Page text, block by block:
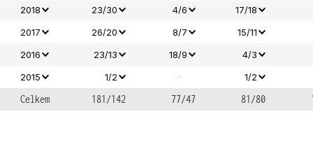
2018
23/30 4/6 17/18
2017
26/20 8/7 15/11
2016
23/13 18/9
4/3
2015
1/2 - 1/2
Celkem 181/142 77/47 81/80